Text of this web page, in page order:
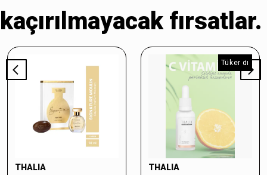
kaçırılmayacak fırsatlar.
THALIA
Tükendi
THALIA